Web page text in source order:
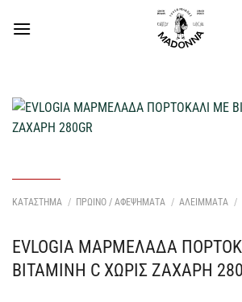
στο
ΚΑΤΑΣΤΗΜΑ / ΠΡΩΙΝΟ / ΑΦΕΨΗΜΑΤΑ / ΑΛΕΙΜΜΑΤΑ /
EVLOGIA ΜΑΡΜΕΛΑΔΑ
ΒΙΤΑΜΙΝΗ C ΧΩΡΙΣ ΖΑΧΑΡΗ